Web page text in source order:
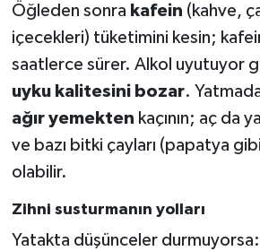
Öğleden sonra kafein (kahve,
içecekleri) tüketimini kesin;
saatlerce sürer. Alkol uyutuyor
uyku kalitesini bozar.
ağır yemekten kaçının; aç da
ve bazı bitki çayları (papatya
olabilir.
Zihni susturmanın yolları
Yatakta düşünceler durmuyorsa: